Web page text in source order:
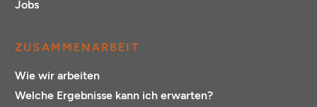
Jobs
ZUSAMMENARBEIT
Wie wir arbeiten
Welche Ergebnisse kann ich erwarten?